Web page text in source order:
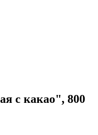
с какао", 800